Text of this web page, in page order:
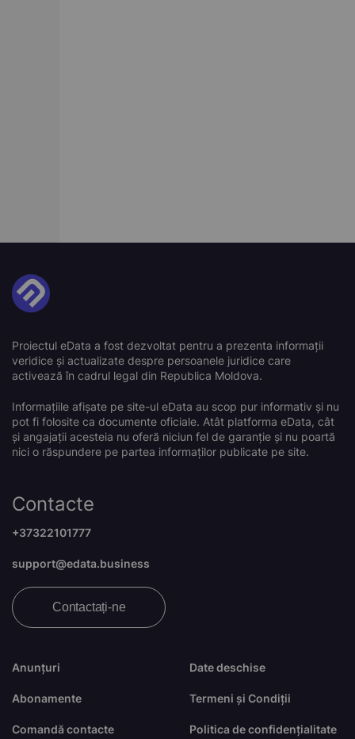
Proiectul eData a fost dezvoltat pentru a prezenta informații
veridice și actualizate despre persoanele juridice care
activează în cadrul legal din Republica Moldova.
Informațiile afișate pe site-ul eData au scop pur informativ și nu
pot fi folosite ca documente oficiale. Atât platforma eData, cât
și angajații acesteia nu oferă niciun fel de garanție și nu poartă
nici o răspundere pe partea informaților publicate pe site.
Anunțuri
Abonamente
Comandă contacte
Date deschise
Termeni și Condiții
Politica de confidențialitate
Contacte
+37322101777
support@edata.business
Contactați-ne